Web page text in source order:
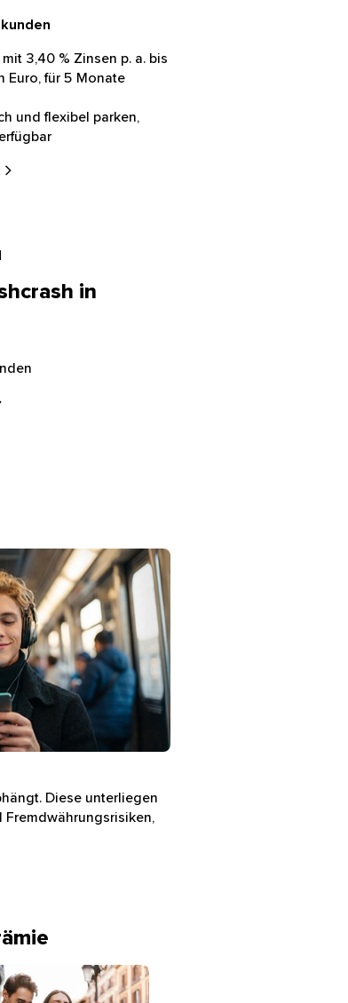
3,40 % Zinsen p. a. bis
Euro, für 5 Monate
und flexibel parken,
in
Pro App im Darkmode
Diese unterliegen
schlendern untergehakt über eine Strasse